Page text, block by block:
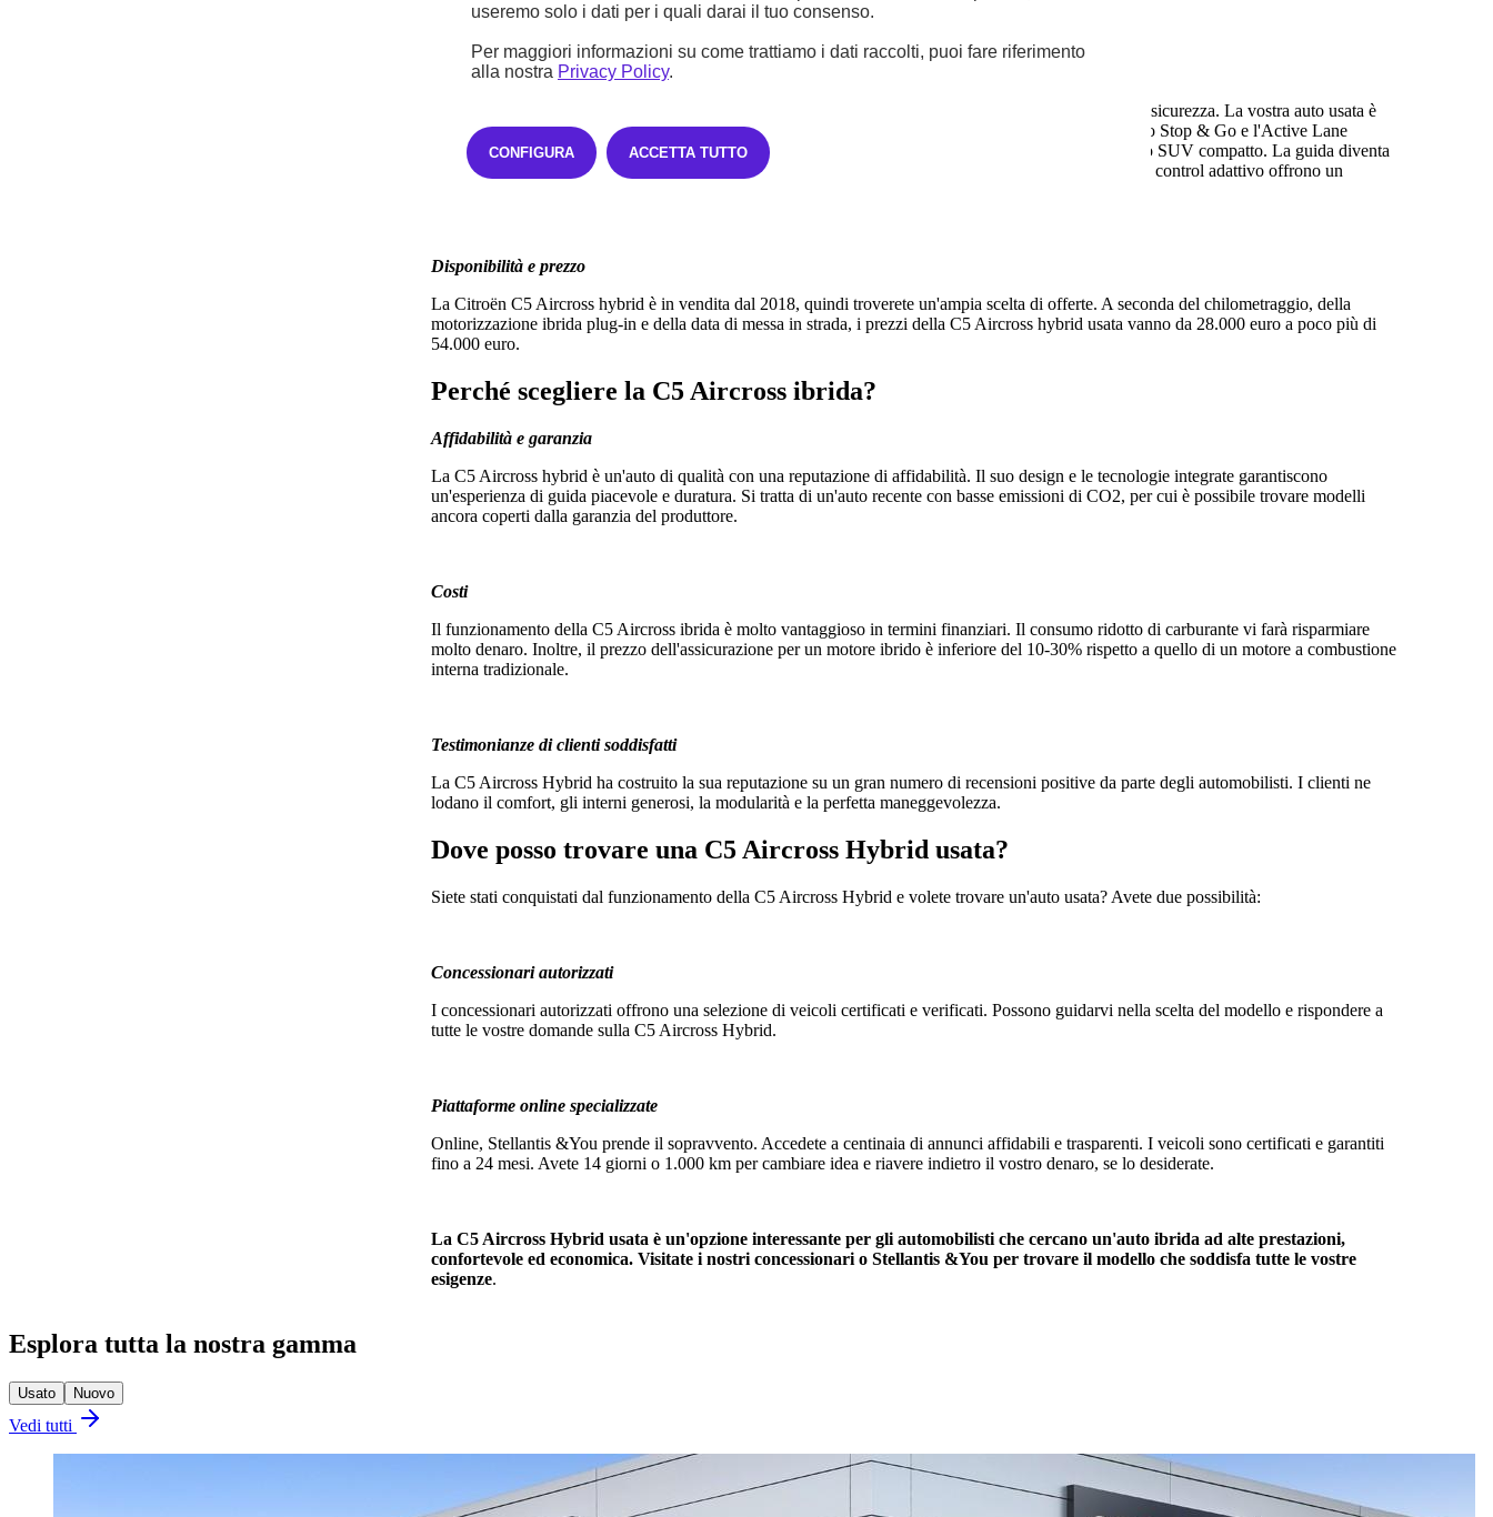
Sicurezza e tecnologie avanzate
Il motore della C5 Aircross Hybrid incorpora una serie di ausili alla guida per migliorare il comfort e la sicurezza. La vostra auto usata è
dotata di Highway Driver Assist, ad esempio. Questo sistema combina l'Adaptive Cruise Control con lo Stop & Go e l'Active Lane
Departure Warning. Dopo aver selezionato la velocità impostata, viene registrata la posizione del vostro SUV compatto. La guida diventa
quindi semi-autonoma. Il sistema di frenata d'emergenza, l'avviso di superamento della corsia e il cruise control adattivo offrono un
Disponibilità e prezzo
La Citroën C5 Aircross hybrid è in vendita dal 2018, quindi troverete un'ampia scelta di offerte. A seconda del chilometraggio, della
motorizzazione ibrida plug-in e della data di messa in strada, i prezzi della C5 Aircross hybrid usata vanno da 28.000 euro a poco più di
54.000 euro.
Perché scegliere la C5 Aircross ibrida?
Affidabilità e garanzia
La C5 Aircross hybrid è un'auto di qualità con una reputazione di affidabilità. Il suo design e le tecnologie integrate garantiscono
un'esperienza di guida piacevole e duratura. Si tratta di un'auto recente con basse emissioni di CO2, per cui è possibile trovare modelli
ancora coperti dalla garanzia del produttore.
Costi
Il funzionamento della C5 Aircross ibrida è molto vantaggioso in termini finanziari. Il consumo ridotto di carburante vi farà risparmiare
molto denaro. Inoltre, il prezzo dell'assicurazione per un motore ibrido è inferiore del 10-30% rispetto a quello di un motore a combustione
interna tradizionale.
Testimonianze di clienti soddisfatti
La C5 Aircross Hybrid ha costruito la sua reputazione su un gran numero di recensioni positive da parte degli automobilisti. I clienti ne
lodano il comfort, gli interni generosi, la modularità e la perfetta maneggevolezza.
Dove posso trovare una C5 Aircross Hybrid usata?
Siete stati conquistati dal funzionamento della C5 Aircross Hybrid e volete trovare un'auto usata? Avete due possibilità:
Concessionari autorizzati
I concessionari autorizzati offrono una selezione di veicoli certificati e verificati. Possono guidarvi nella scelta del modello e rispondere a
tutte le vostre domande sulla C5 Aircross Hybrid.
Piattaforme online specializzate
Online, Stellantis &You prende il sopravvento. Accedete a centinaia di annunci affidabili e trasparenti. I veicoli sono certificati e garantiti
fino a 24 mesi. Avete 14 giorni o 1.000 km per cambiare idea e riavere indietro il vostro denaro, se lo desiderate.
La C5 Aircross Hybrid usata è un'opzione interessante per gli automobilisti che cercano un'auto ibrida ad alte prestazioni,
confortevole ed economica. Visitate i nostri concessionari o Stellantis &You per trovare il modello che soddisfa tutte le vostre
esigenze.
Esplora tutta la nostra gamma
Usato Nuovo
Vedi tutti
useremo solo i dati per i quali darai il tuo consenso.
Per maggiori informazioni su come trattiamo i dati raccolti, puoi fare riferimento
alla nostra Privacy Policy.
CONFIGURA ACCETTA TUTTO